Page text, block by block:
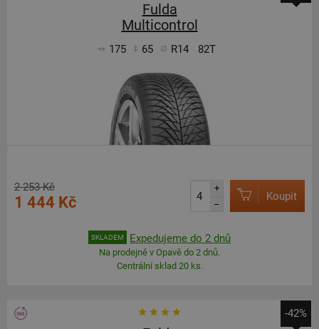
Fulda
Multicontrol
175 65 R14 82T
2 253 Kč
1 444 Kč
+
–
Koupit
SKLADEM Expedujeme do 2 dnů
Na prodejně v Opavě do 2 dnů.
Centrální sklad 20 ks.
-42%